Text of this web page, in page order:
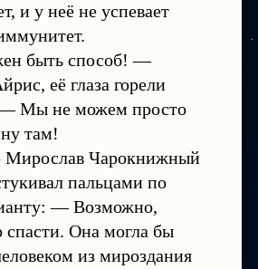
и у неё не успевает
быть способ! —
её глаза горели
Мы не можем просто
там!
Мирослав Чарокнижный
пальцами по
— Возможно,
Она могла бы
из мироздания